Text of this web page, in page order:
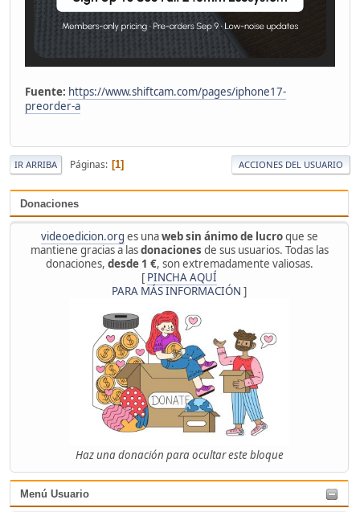
Donaciones
videoedicion.org es unaweb sin ánimo de lucroque se
mantiene gracias a lasdonaciones de sus usuarios. Todas las
donaciones, desde 1 €, son extremadamente valiosas.
[ PINCHA AQUÍ
PARA MÁS INFORMACIÓN ]
Haz una donación para ocultar este bloque
Menú Usuario
Fuente: https://www.shiftcam.com/pages/iphone17-
preorder-a
IR ARRIBA Páginas 1 ACCIONES DEL USUARIO